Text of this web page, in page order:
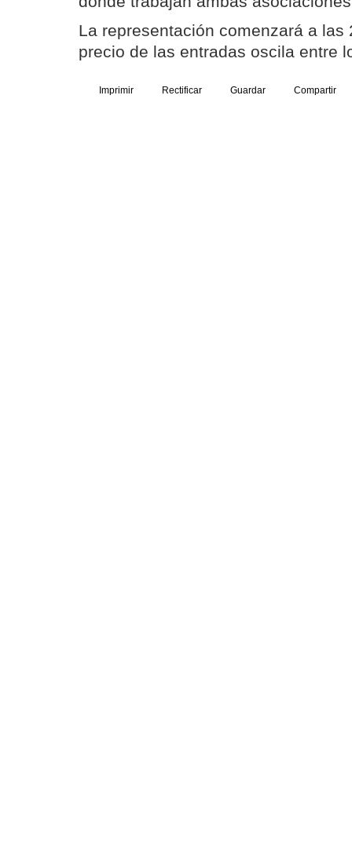
La representación comenzará a las
precio de las entradas oscila entre
Imprimir Rectificar Guardar Compartir